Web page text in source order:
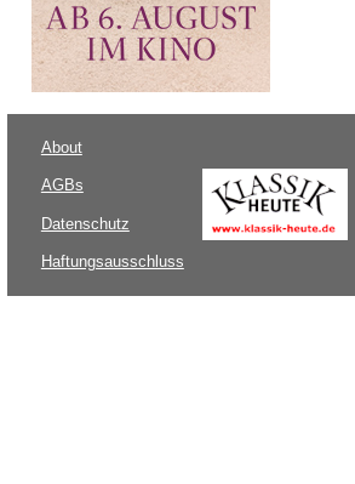
About
AGBs
Datenschutz
Haftungsausschluss